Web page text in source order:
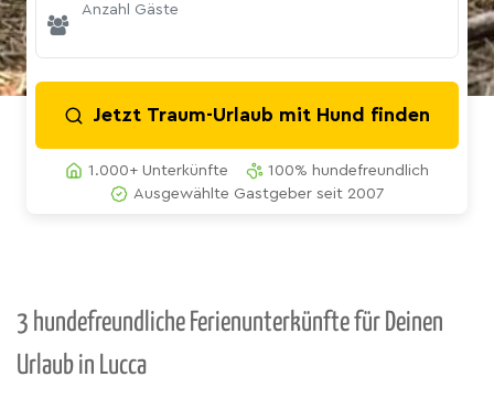
Anzahl Gäste
Jetzt Traum-Urlaub mit Hund finden
1.000+ Unterkünfte
100% hundefreundlich
Ausgewählte Gastgeber seit 2007
3 hundefreundliche Ferienunterkünfte für Deinen
Urlaub in Lucca